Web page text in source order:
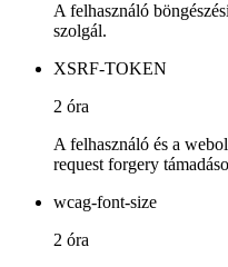
A felhasználó
szolgál.
XSRF-TOKEN
2 óra
A felhasználó és a
request forgery
wcag-font-size
2 óra